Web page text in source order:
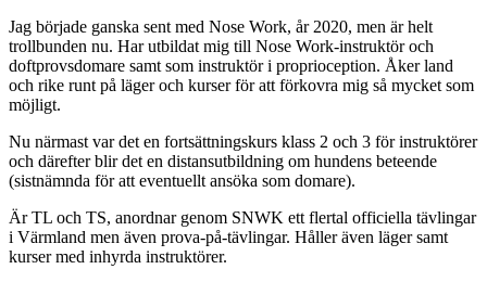
Jag började ganska sent med Nose Work, år 2020, men är helt
trollbunden nu. Har utbildat mig till Nose Work-instruktör och
doftprovsdomare samt som instruktör i proprioception. Åker land
och rike runt på läger och kurser för att förkovra mig så mycket som
möjligt.
Nu närmast var det en fortsättningskurs klass 2 och 3 för instruktörer
och därefter blir det en distansutbildning om hundens beteende
(sistnämnda för att eventuellt ansöka som domare).
Är TL och TS, anordnar genom SNWK ett flertal officiella tävlingar
i Värmland men även prova-på-tävlingar. Håller även läger samt
kurser med inhyrda instruktörer.